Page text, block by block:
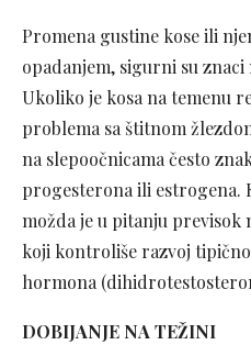
Promena gustine kose ili
opadanjem, sigurni su
Ukoliko je kosa na temenu
problema sa štitnom
na slepoočnicama često
progesterona ili estrogena.
možda je u pitanju
koji kontroliše razvoj
hormona
DOBIJANJE NA TEŽINI